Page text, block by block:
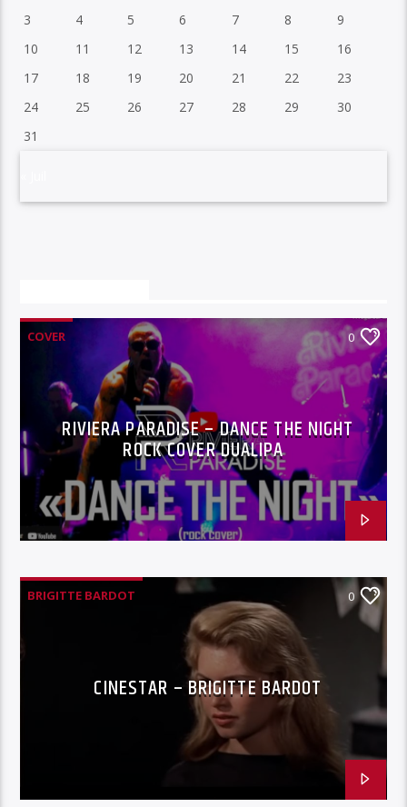
3
4 5 6 7 8
9
10
11 12 13 14 15
16
17
18 19 20 21 22
23
24
25 26 27 28 29
30
31
COVER 0
RIVIERA PARADISE – DANCE THE NIGHT
ROCK COVER DUALIPA
BRIGITTE BARDOT 0
CINESTAR – BRIGITTE BARDOT